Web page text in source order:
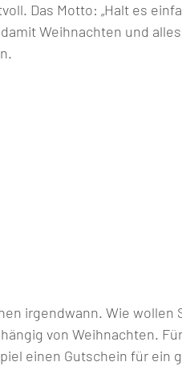
Das Motto: „Halt es
Weihnachten und
irgendwann. Wie wollen
von Weihnachten.
einen Gutschein für ein